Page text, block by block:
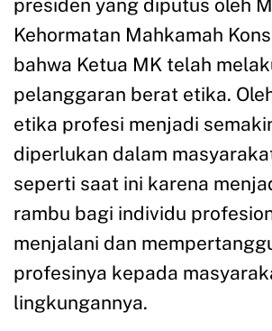
presiden yang diputus oleh
Kehormatan Mahkamah
bahwa Ketua MK telah
pelanggaran berat etika.
etika profesi menjadi
diperlukan dalam
seperti saat ini karena
rambu bagi individu
menjalani dan
profesinya kepada
lingkungannya.